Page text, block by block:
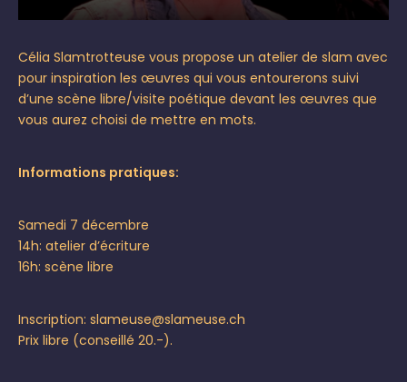
Célia Slamtrotteuse vous propose un atelier de slam avec
pour inspiration les œuvres qui vous entourerons suivi
d’une scène libre/visite poétique devant les œuvres que
vous aurez choisi de mettre en mots.
Informations pratiques:
Samedi 7 décembre
14h: atelier d’écriture
16h: scène libre
Inscription: slameuse@slameuse.ch
Prix libre (conseillé 20.-).